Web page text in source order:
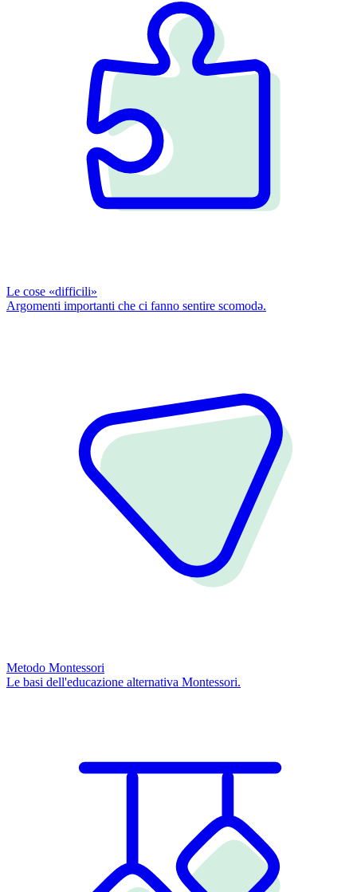
Le cose «difficili»
Argomenti importanti che ci fanno sentire scomodǝ.
Metodo Montessori
Le basi dell'educazione alternativa Montessori.